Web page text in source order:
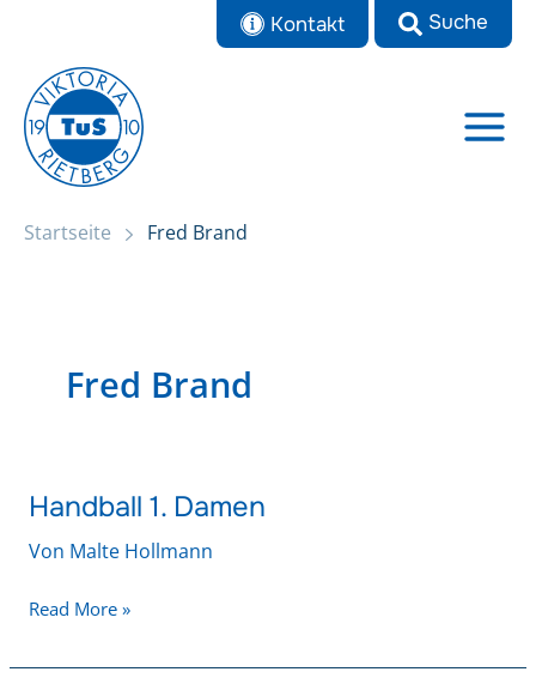
springen
Kontakt
Startseite Fred Brand
Fred Brand
Handball 1. Damen
Von Malte Hollmann
Handball
Read More »